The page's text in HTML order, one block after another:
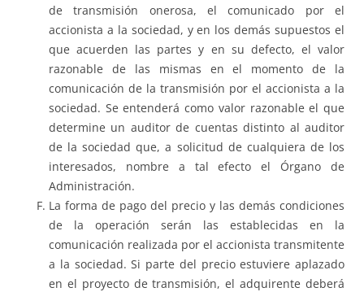
de transmisión onerosa, el comunicado por el
accionista a la sociedad, y en los demás supuestos el
que acuerden las partes y en su defecto, el valor
razonable de las mismas en el momento de la
comunicación de la transmisión por el accionista a la
sociedad. Se entenderá como valor razonable el que
determine un auditor de cuentas distinto al auditor
de la sociedad que, a solicitud de cualquiera de los
interesados, nombre a tal efecto el Órgano de
Administración.
La forma de pago del precio y las demás condiciones
de la operación serán las establecidas en la
comunicación realizada por el accionista transmitente
a la sociedad. Si parte del precio estuviere aplazado
en el proyecto de transmisión, el adquirente deberá